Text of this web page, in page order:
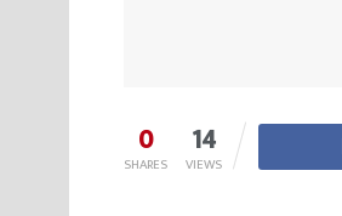
0
SHARES 14
VIEWS